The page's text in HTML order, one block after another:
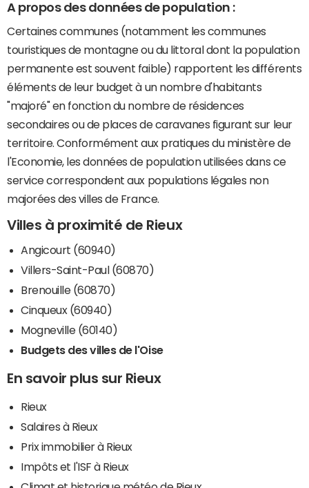
A propos des données de population :
Certaines communes (notamment les communes
touristiques de montagne ou du littoral dont la population
permanente est souvent faible) rapportent les différents
éléments de leur budget à un nombre d'habitants
"majoré" en fonction du nombre de résidences
secondaires ou de places de caravanes figurant sur leur
territoire. Conformément aux pratiques du ministère de
l'Economie, les données de population utilisées dans ce
service correspondent aux populations légales non
majorées des villes de France.
Villes à proximité de Rieux
Angicourt (60940)
Villers-Saint-Paul (60870)
Brenouille (60870)
Cinqueux (60940)
Mogneville (60140)
Budgets des villes de l'Oise
En savoir plus sur Rieux
Rieux
Salaires à Rieux
Prix immobilier à Rieux
Impôts et l'ISF à Rieux